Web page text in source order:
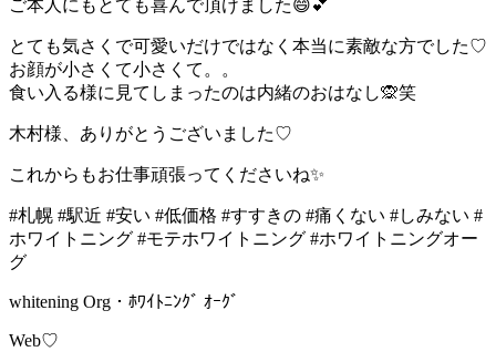
ご本人にもとても喜んで頂けました😄💕
とても気さくで可愛いだけではなく本当に素敵な方でした♡
お顔が小さくて小さくて。。
食い入る様に見てしまったのは内緒のおはなし🙊笑
木村様、ありがとうございました♡
これからもお仕事頑張ってくださいね✨
#札幌 #駅近 #安い #低価格 #すすきの #痛くない #しみない #
ホワイトニング #モテホワイトニング #ホワイトニングオー
グ
whitening Org・ﾎﾜｲﾄﾆﾝｸﾞ ｵｰｸﾞ
Web♡